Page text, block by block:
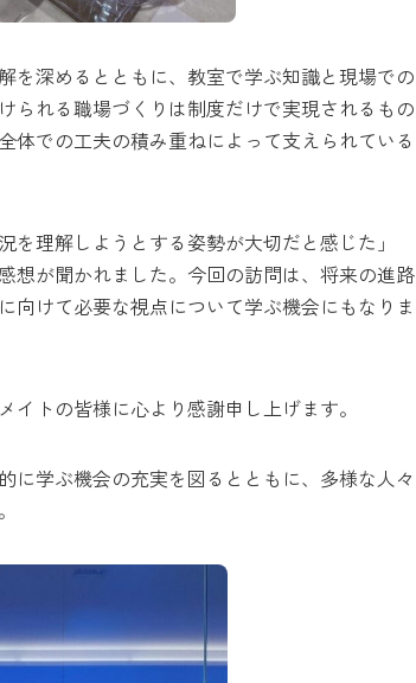
を深めるとともに、教室で学ぶ知識と現場での
られる職場づくりは制度だけで実現されるもの
体での工夫の積み重ねによって支えられている
理解しようとする姿勢が大切だと感じた」
想が聞かれました。今回の訪問は、将来の進路
向けて必要な視点について学ぶ機会にもなりま
トの皆様に心より感謝申し上げます。
学ぶ機会の充実を図るとともに、多様な人々